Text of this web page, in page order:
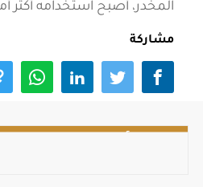
المخدر، أصبح استخدامه أكثر
مشاركة